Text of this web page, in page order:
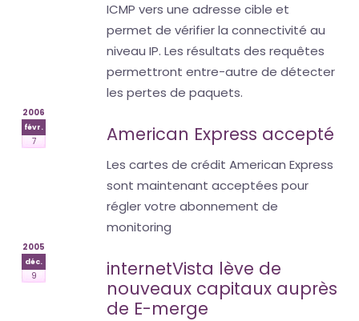
ICMP vers une adresse cible et
permet de vérifier la connectivité au
niveau IP. Les résultats des requêtes
permettront entre-autre de détecter
les pertes de paquets.
2006
févr.
7 American Express accepté
Les cartes de crédit American Express
sont maintenant acceptées pour
régler votre abonnement de
monitoring
2005
déc.
9
internetVista lève de
nouveaux capitaux auprès
de E-merge